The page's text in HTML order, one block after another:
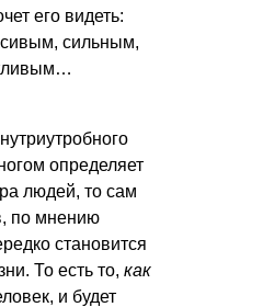
его видеть:
сильным,
определяет
людей, то сам
по мнению
становится
То есть то, как
и будет